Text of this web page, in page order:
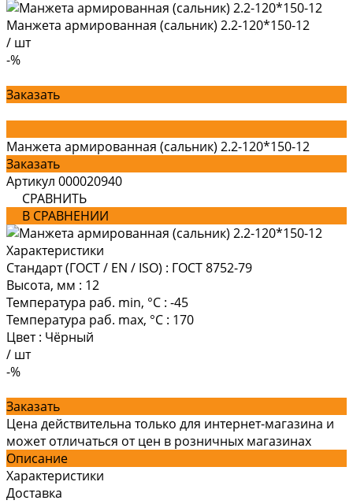
Манжета армированная (сальник) 2.2-120*150-12
/ шт
-%
Заказать
Манжета армированная (сальник) 2.2-120*150-12
Заказать
Артикул 000020940
СРАВНИТЬ
В СРАВНЕНИИ
Характеристики
Стандарт (ГОСТ / EN / ISO) : ГОСТ 8752-79
Высота, мм : 12
Температура раб. min, °C : -45
Температура раб. max, °C : 170
Цвет : Чёрный
/ шт
-%
Заказать
Цена действительна только для интернет-магазина и
может отличаться от цен в розничных магазинах
Описание
Характеристики
Доставка